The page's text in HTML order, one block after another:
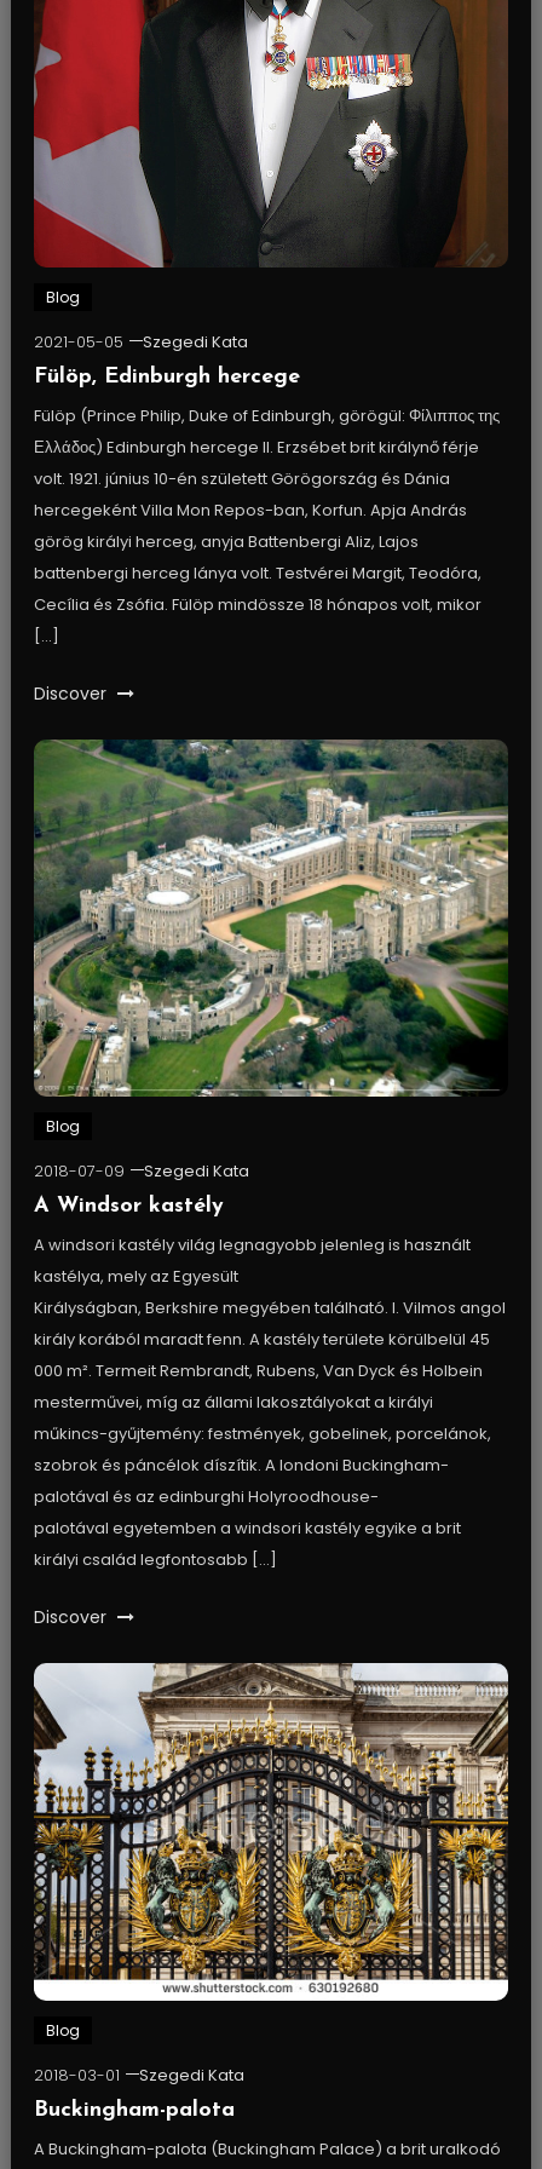
Blog
2021-05-05
Szegedi Kata
Fülöp, Edinburgh hercege
Fülöp (Prince Philip, Duke of Edinburgh, görögül: Φίλιππος της
Ελλάδος) Edinburgh hercege II. Erzsébet brit királynő férje
volt. 1921. június 10-én született Görögország és Dánia
hercegeként Villa Mon Repos-ban, Korfun. Apja András
görög királyi herceg, anyja Battenbergi Aliz, Lajos
battenbergi herceg lánya volt. Testvérei Margit, Teodóra,
Cecília és Zsófia. Fülöp mindössze 18 hónapos volt, mikor
[…]
Discover
Blog
2018-07-09
Szegedi Kata
A Windsor kastély
A windsori kastély világ legnagyobb jelenleg is használt
kastélya, mely az Egyesült
Királyságban, Berkshire megyében található. I. Vilmos angol
király korából maradt fenn. A kastély területe körülbelül 45
000 m². Termeit Rembrandt, Rubens, Van Dyck és Holbein
mesterművei, míg az állami lakosztályokat a királyi
műkincs-gyűjtemény: festmények, gobelinek, porcelánok,
szobrok és páncélok díszítik. A londoni Buckingham-
palotával és az edinburghi Holyroodhouse-
palotával egyetemben a windsori kastély egyike a brit
királyi család legfontosabb […]
Discover
Blog
2018-03-01
Szegedi Kata
Buckingham-palota
A Buckingham-palota (Buckingham Palace) a brit uralkodó